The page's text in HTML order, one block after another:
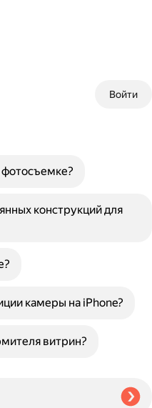
Войти
фотосъемке?
конструкций для
камеры на iPhone?
витрин?